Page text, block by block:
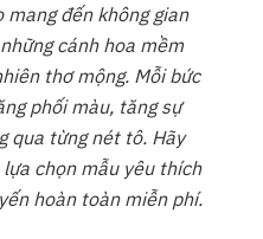
mang đến không gian
cánh hoa mềm
thơ mộng. Mỗi bức
phối màu, tăng sự
qua từng nét tô. Hãy
lựa chọn mẫu yêu thích
hoàn toàn miễn phí.